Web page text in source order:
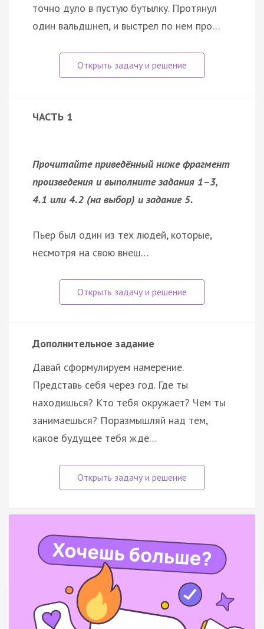
точно дуло в пустую бутылку. Протянул
один вальдшнеп, и выстрел по нем про…
ЧАСТЬ 1
Прочитайте приведённый ниже фрагмент
произведения и выполните задания 1–3,
4.1 или 4.2 (на выбор) и задание 5.
Пьер был один из тех людей, которые,
несмотря на свою внеш…
Дополнительное задание
Давай сформулируем намерение.
Представь себя через год. Где ты
находишься? Кто тебя окружает? Чем ты
занимаешься? Поразмышляй над тем,
какое будущее тебя ждё…